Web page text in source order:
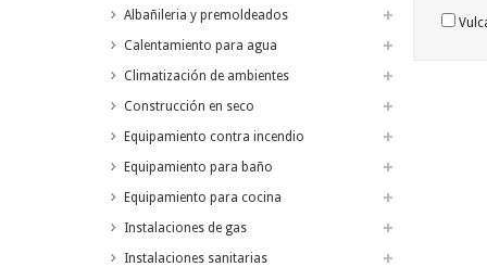
Albañileria y premoldeados
Calentamiento para agua
Climatización de ambientes
Construcción en seco
Equipamiento contra incendio
Equipamiento para baño
Equipamiento para cocina
Instalaciones de gas
Instalaciones sanitarias